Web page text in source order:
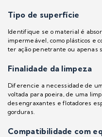
Tipo de superfície
Identifique se o material é
impermeável, como plásticos e
ter ação penetrante ou apenas
Finalidade da limpeza
Diferencie a necessidade de
voltada para poeira, de uma
desengraxantes e flotadores
gorduras.
Compatibilidade com